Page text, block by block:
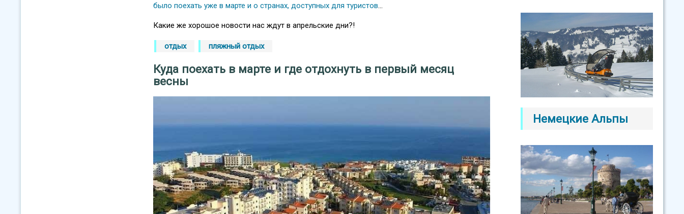
было поехать уже в марте и о странах, доступных для туристов...
Какие же хорошое новости нас ждут в апрельские дни?!
отдых пляжный отдых
Куда поехать в марте и где отдохнуть в первый месяц
весны
Немецкие Альпы